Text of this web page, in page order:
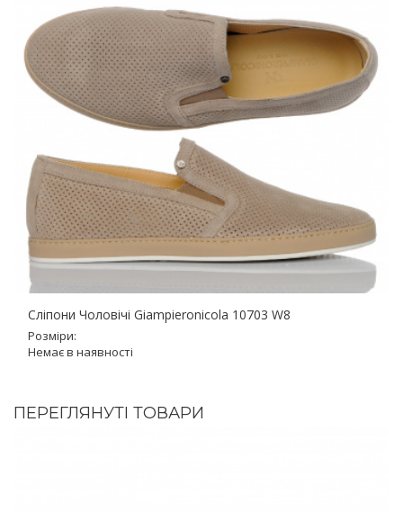
Сліпони Чоловічі Giampieronicola 10703 W8
Розміри:
Немає в наявності
ПЕРЕГЛЯНУТІ ТОВАРИ